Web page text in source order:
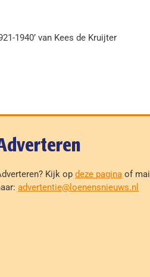
1940’ van Kees de Kruijter
Kijk op deze pagina of mail
advertentie@loenensnieuws.nl